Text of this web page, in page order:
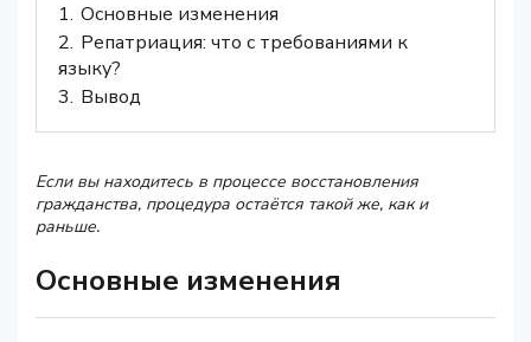
1. Основные изменения
2. Репатриация: что с требованиями к
языку?
3. Вывод
Если вы находитесь в процессе восстановления
гражданства, процедура остаётся такой же, как и
раньше.
Основные изменения